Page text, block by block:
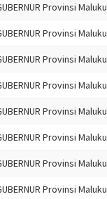
Provinsi Maluku
Provinsi Maluku
Provinsi Maluku
Provinsi Maluku
Provinsi Maluku
Provinsi Maluku
Provinsi Maluku
Provinsi Maluku